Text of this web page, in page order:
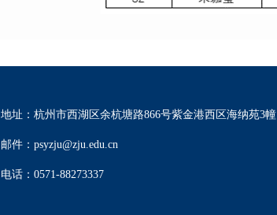
地址：杭州市西湖区余杭塘路866号紫金港西区海纳苑3幢
邮件：psyzju@zju.edu.cn
电话：0571-88273337